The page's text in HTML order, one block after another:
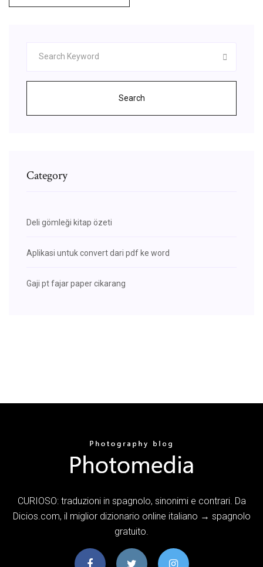
Search
Category
Deli gömleği kitap özeti
Aplikasi untuk convert dari pdf ke word
Gaji pt fajar paper cikarang
CURIOSO: traduzioni in spagnolo, sinonimi e contrari. Da
Dicios.com, il miglior dizionario online italiano → spagnolo
gratuito.